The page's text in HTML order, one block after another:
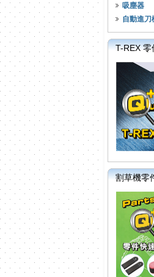
吸塵器
自動進刀
T-REX
割草機零